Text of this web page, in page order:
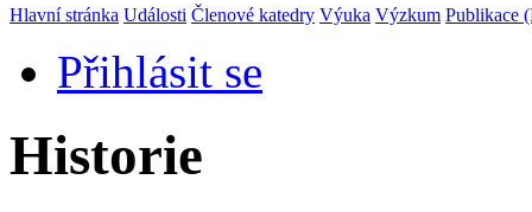
Hlavní stránka Události Členové katedry Výuka Výzkum Publikace
Přihlásit se
Historie